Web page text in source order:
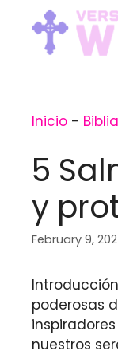
content
Inicio - Biblia
5
y
February 9,
poderosas
nuestros